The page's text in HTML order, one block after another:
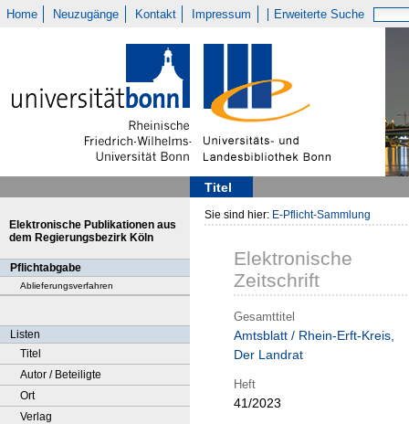
Home Neuzugänge Kontakt Impressum Erweiterte Suche
Titel
Elektronische Publikationen aus
dem Regierungsbezirk Köln
Pflichtabgabe
Ablieferungsverfahren
Listen
Titel
Autor / Beteiligte
Ort
Verlag
Sie sind hier: E-Pflicht-Sammlung
Elektronische
Zeitschrift
Gesamttitel
Amtsblatt / Rhein-Erft-Kreis,
Der Landrat
Heft
41/2023